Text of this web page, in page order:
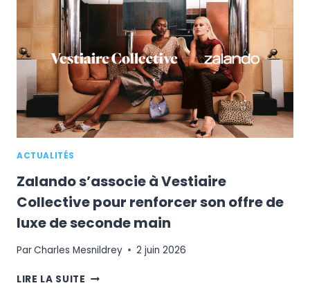
NOUVEAUX
LOGISTIQUES
EN
FRANCE
ACTUALITÉS
Zalando s’associe à Vestiaire
Collective pour renforcer son offre de
luxe de seconde main
ParCharles Mesnildrey 2 juin 2026
LIRE LA SUITE ZALANDO